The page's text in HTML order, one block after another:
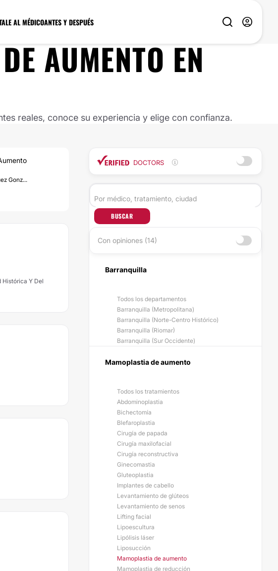
AL MÉDICOANTES Y DESPUÉS
AUMENTOEN
reales, conoce su experiencia y elige con confianza.
Gonz...
Histórica Y Del
DOCTORS
BUSCAR
Con opiniones (14)
Barranquilla
Todos los departamentos
Barranquilla (Metropolitana)
Barranquilla (Norte-Centro Histórico)
Barranquilla (Riomar)
Barranquilla (Sur Occidente)
Mamoplastia de aumento
Todos los tratamientos
Abdominoplastia
Bichectomía
Blefaroplastia
Cirugía de papada
Cirugía maxilofacial
Cirugía reconstructiva
Ginecomastia
Gluteoplastia
Implantes de cabello
Levantamiento de glúteos
Levantamiento de senos
Lifting facial
Lipoescultura
Lipólisis láser
Liposucción
Mamoplastia de aumento
Mamoplastia de reducción